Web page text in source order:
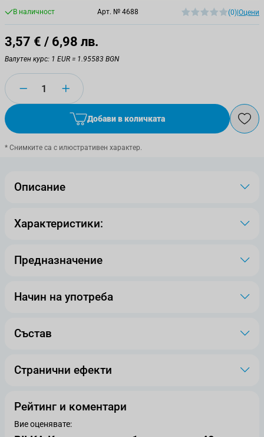
В наличност Арт. № 4688 (0)|Оцени
3,57 € / 6,98 лв.
Валутен курс: 1 EUR = 1.95583 BGN
Количество
Добави в количката
* Снимките са с илюстративен характер.
Описание
Характеристики:
Предназначение
Начин на употреба
Състав
Странични ефекти
Рейтинг и коментари
Вие оценявате: